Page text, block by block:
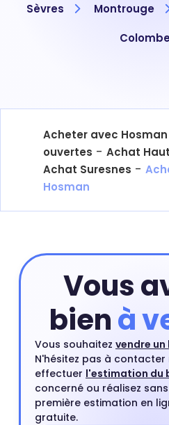
Sèvres
Montrouge
Acheter avec Hosman
ouvertes - Achat
Achat Suresnes -
Hosman
Vous
bienà
Vous souhaitez vendre
N'hésitez pas à
effectuer l'estimation du
concerné ou réalisez
première estimation en
gratuite.